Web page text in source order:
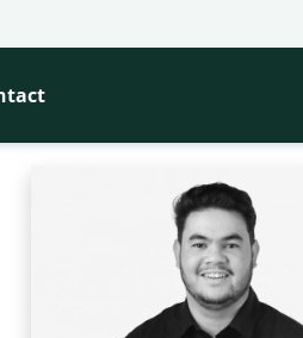
beëindiging
rekening na